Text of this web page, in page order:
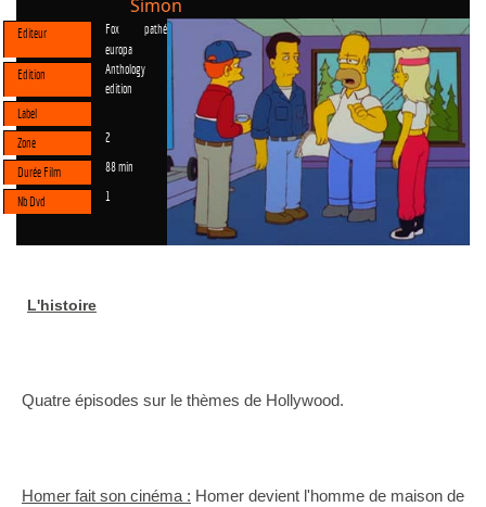
Simon
Editeur
Fox pathé
europa
Edition
Anthology
edition
Label
Zone
2
Durée Film 88 min
Nb Dvd 1
L'histoire
Quatre épisodes sur le thèmes de Hollywood.
Homer fait son cinéma : Homer devient l'homme de maison de